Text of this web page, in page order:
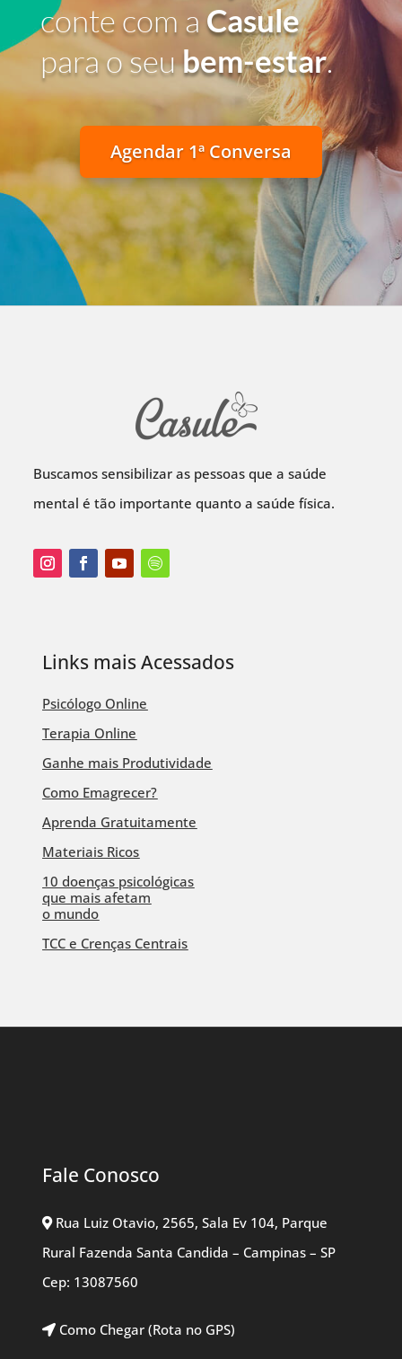
conte com a Casule
para o seubem-estar.
Agendar 1ª Conversa
Buscamos sensibilizar as pessoas que a saúde
mental é tão importante quanto a saúde física.
Links mais Acessados
Psicólogo Online
Terapia Online
Ganhe mais Produtividade
Como Emagrecer?
Aprenda Gratuitamente
Materiais Ricos
10 doenças psicológicas
que mais afetam
o mundo
TCC e Crenças Centrais
Fale Conosco
Rua Luiz Otavio, 2565, Sala Ev 104, Parque
Rural Fazenda Santa Candida – Campinas – SP
Cep: 13087560
Como Chegar (Rota no GPS)